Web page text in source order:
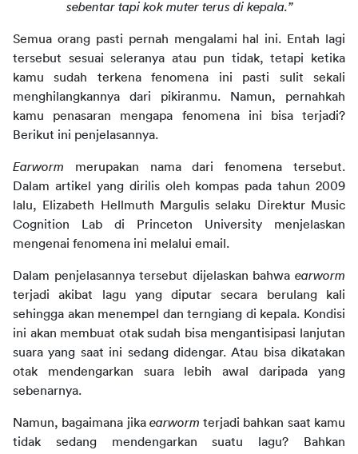
sebentar tapi kok muter terus di kepala.”
Semua orang pasti pernah mengalami hal ini. Entah lagi
tersebut sesuai seleranya atau pun tidak, tetapi ketika
kamu sudah terkena fenomena ini pasti sulit sekali
menghilangkannya dari pikiranmu. Namun, pernahkah
kamu penasaran mengapa fenomena ini bisa terjadi?
Berikut ini penjelasannya.
Earworm merupakan nama dari fenomena tersebut.
Dalam artikel yang dirilis oleh kompas pada tahun 2009
lalu, Elizabeth Hellmuth Margulis selaku Direktur Music
Cognition Lab di Princeton University menjelaskan
mengenai fenomena ini melalui email.
Dalam penjelasannya tersebut dijelaskan bahwa earworm
terjadi akibat lagu yang diputar secara berulang kali
sehingga akan menempel dan terngiang di kepala. Kondisi
ini akan membuat otak sudah bisa mengantisipasi lanjutan
suara yang saat ini sedang didengar. Atau bisa dikatakan
otak mendengarkan suara lebih awal daripada yang
sebenarnya.
Namun, bagaimana jika earworm terjadi bahkan saat kamu
tidak sedang mendengarkan suatu lagu? Bahkan